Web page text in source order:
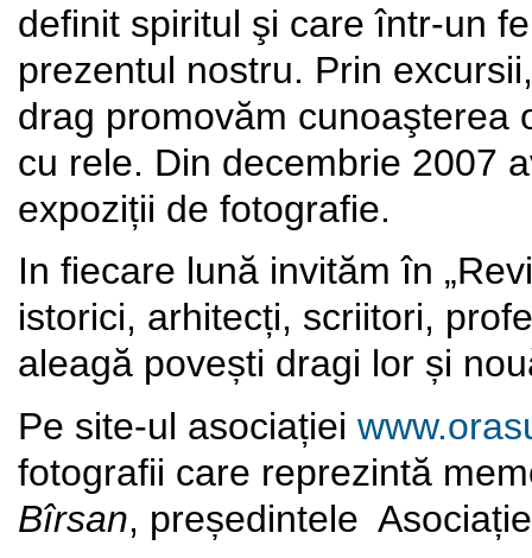
definit spiritul şi care într-un
prezentul nostru. Prin
drag promovăm cunoaşterea
cu rele. Din decembrie 2007
expoziții de fotografie.
In fiecare lună invităm în
istorici, arhitecți, scriitori,
aleagă povești dragi lor și
Pe site-ul asociației
fotografii care reprezintă
Bîrsan, președintele